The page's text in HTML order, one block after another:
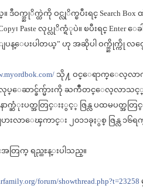
ဒီဝက္ဘ္ဆုိက္ထဲကို ဝင္လုိက္ၿပီးရင္ Search Box
၊ Paste လုပ္လုိက္ရံုပဲ။ ၿပီးရင္ Enter ေ
ပးပါတယ္” ဟု အဆိုပါ ဝက္ဘ္ဆိုက္ကို လ
သို႔ ဝင္ေရာက္ေလ့လာက
ဆာင္ခ်က္မ်ားကို ႀကိဳတင္ေလ့လာသင့္ေ
ဆံုးပတ္အတြင္းႏွင့္ ဇြန္လ ပထမပတ္အတြ
ားလာေၾကာင္း ၂၀၁၁ခုႏွစ္ ဇြန္လ ၁၆
ြက္ ရည္ညႊန္းပါသည္။
forum/showthread.php?t=23258